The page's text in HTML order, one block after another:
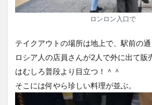
ロンロン入口で
テイクアウトの場所は地上で、駅前の
ロシア人の店員さんが2人で外に出て販
はむしろ普段より目立つ！＾＾
そこには何やら珍しい料理が並ぶ。